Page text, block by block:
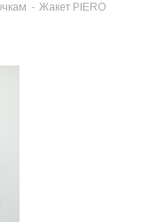
- Жакет PIERO